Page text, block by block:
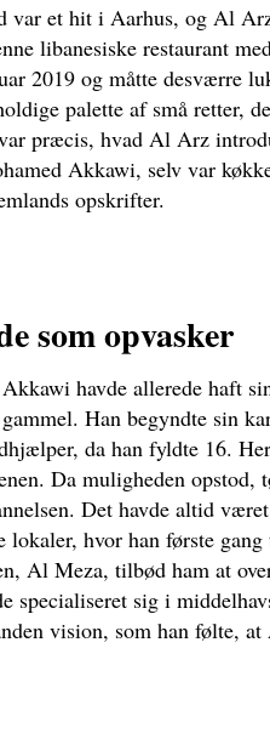
var et hit i Aarhus, og Al
libanesiske restaurant
2019 og måtte desværre
palette af små retter,
præcis, hvad Al Arz
Akkawi, selv var
opskrifter.
som opvasker
havde allerede haft
Han begyndte sin
da han fyldte 16.
Da muligheden opstod,
Det havde altid
lokaler, hvor han første
Al Meza, tilbød ham at
specialiseret sig i
vision, som han følte,